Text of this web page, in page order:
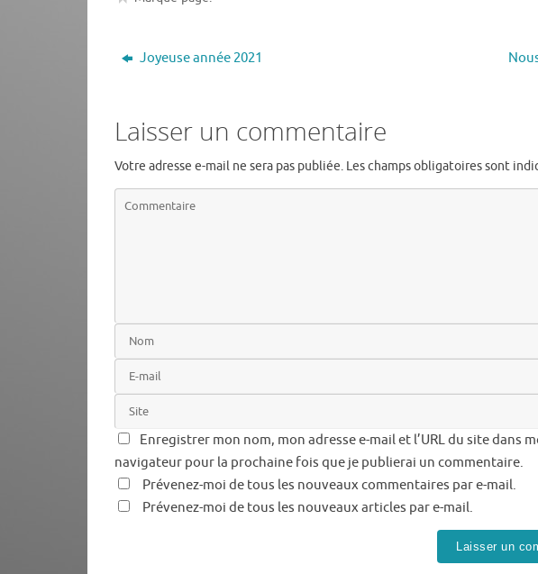
Joyeuse année 2021
Laisser un commentaire
Votre adresse e-mail ne sera pas publiée. Les champs obligatoires sont
Enregistrer mon nom, mon adresse e-mail et l’URL du site dans
navigateur pour la prochaine fois que je publierai un commentaire.
Prévenez-moi de tous les nouveaux commentaires par e-mail.
Prévenez-moi de tous les nouveaux articles par e-mail.